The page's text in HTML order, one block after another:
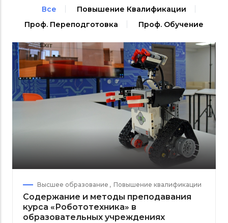
Все
Повышение Квалификации
Проф. Переподготовка
Проф. Обучение
Высшее образование Повышение квалификации
Содержание и методы преподавания
курса «Робототехника» в
образовательных учреждениях